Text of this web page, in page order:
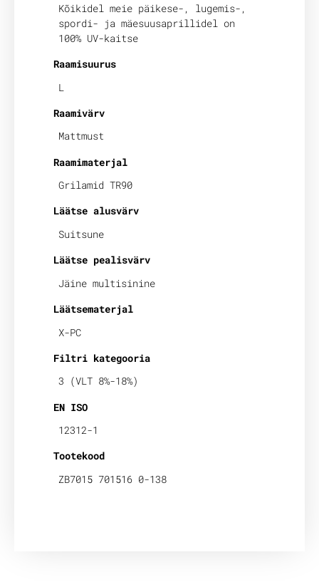
Kõikidel meie päikese-, lugemis-,
spordi- ja mäesuusaprillidel on
100% UV-kaitse
Raamisuurus
L
Raamivärv
Mattmust
Raamimaterjal
Grilamid TR90
Läätse alusvärv
Suitsune
Läätse pealisvärv
Jäine multisinine
Läätsematerjal
X-PC
Filtri kategooria
3 (VLT 8%-18%)
EN ISO
12312-1
Tootekood
ZB7015 701516 0-138